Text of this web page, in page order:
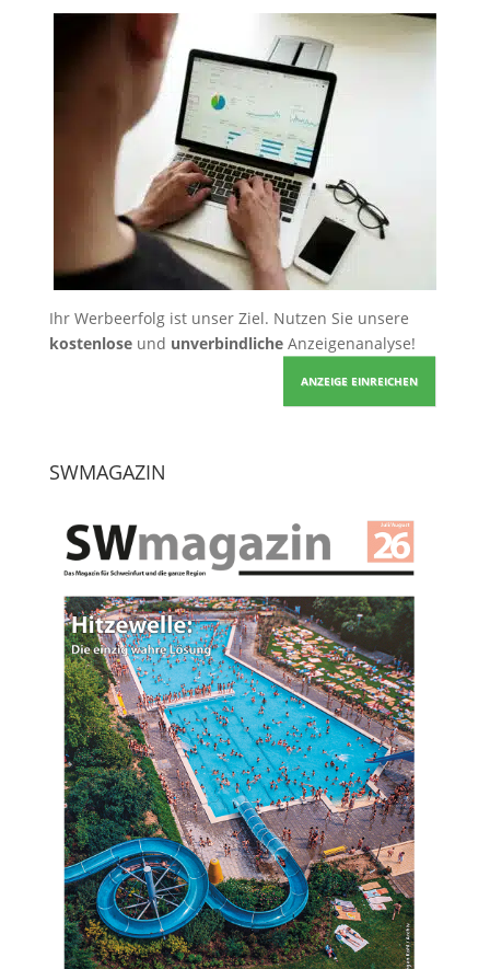
Ihr Werbeerfolg ist unser Ziel. Nutzen Sie unsere
kostenloseund unverbindlicheAnzeigenanalyse!
ANZEIGE EINREICHEN
SWMAGAZIN